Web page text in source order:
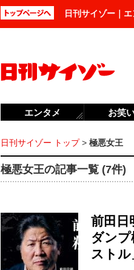
日刊サイゾー｜
日刊サイゾー トップ> 極悪女王
極悪女王の記事一覧 (7件)
前田日
ダン
ストル
エンタメ お笑